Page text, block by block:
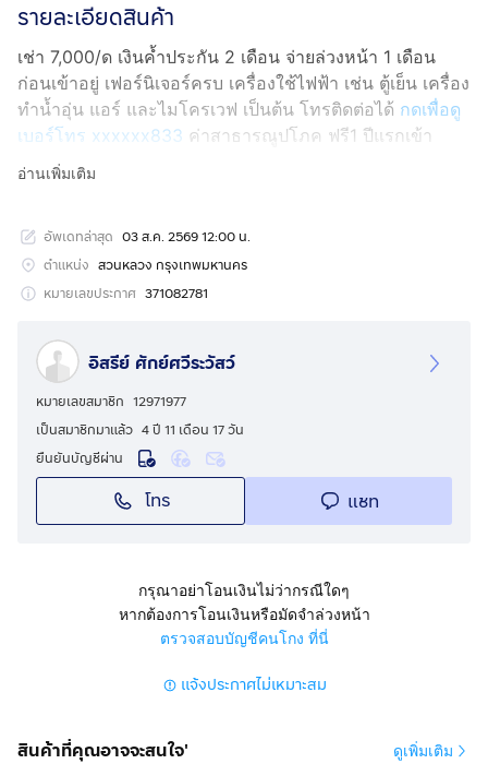
รายละเอียดสินค้า
เช่า 7,000/ด เงินค้ำประกัน 2 เดือน จ่ายล่วงหน้า 1 เดือน
ก่อนเข้าอยู่ เฟอร์นิเจอร์ครบ เครื่องใช้ไฟฟ้า เช่น ตู้เย็น เครื่อง
ทำน้ำอุ่น แอร์ และไมโครเวฟ เป็นต้น โทรติดต่อได้ กดเพื่อดู
เบอร์โทร xxxxxx833 ค่าสาธารณูปโภค ฟรี1 ปีแรกเข้า
อ่านเพิ่มเติม
อัพเดทล่าสุด 03 ส.ค. 2569 12:00 น.
ตำแหน่ง สวนหลวง กรุงเทพมหานคร
หมายเลขประกาศ 371082781
อิสรีย์ ศักย์ศวีระวัสว์
หมายเลขสมาชิก 12971977
เป็นสมาชิกมาแล้ว 4 ปี 11 เดือน 17 วัน
ยืนยันบัญชีผ่าน
โทร แชท
กรุณาอย่าโอนเงินไม่ว่ากรณีใดๆ
หากต้องการโอนเงินหรือมัดจำล่วงหน้า
ตรวจสอบบัญชีคนโกง ที่นี่
แจ้งประกาศไม่เหมาะสม
สินค้าที่คุณอาจจะสนใจ' ดูเพิ่มเติม